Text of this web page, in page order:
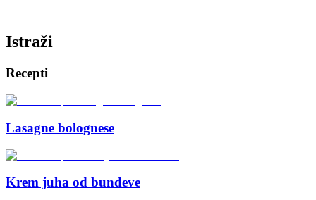
Istraži
Recepti
Lasagne bolognese
Krem juha od bundeve